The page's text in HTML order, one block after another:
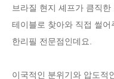
브라질 현지 셰프가 큼직
테이블로 찾아와 직접 썰어
한리필 전문점인데요.
이국적인 분위기와 압도적